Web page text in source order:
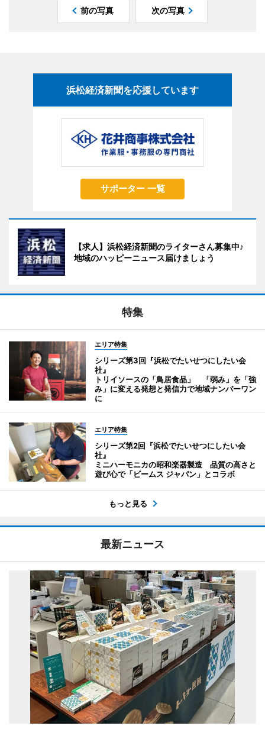
前の写真 次の写真
浜松経済新聞を応援しています
サポーター 一覧
【求人】浜松経済新聞のライターさん募集中♪
地域のハッピーニュース届けましょう
特集
エリア特集
シリーズ第3回『浜松でたいせつにしたい会
社』
トリイソースの「鳥居食品」 「弱み」を「強
み」に変える発想と発信力で地域ナンバーワン
に
エリア特集
シリーズ第2回『浜松でたいせつにしたい会
社』
ミニハーモニカの昭和楽器製造 品質の高さと
遊び心で「ビームス ジャパン」とコラボ
もっと見る
最新ニュース